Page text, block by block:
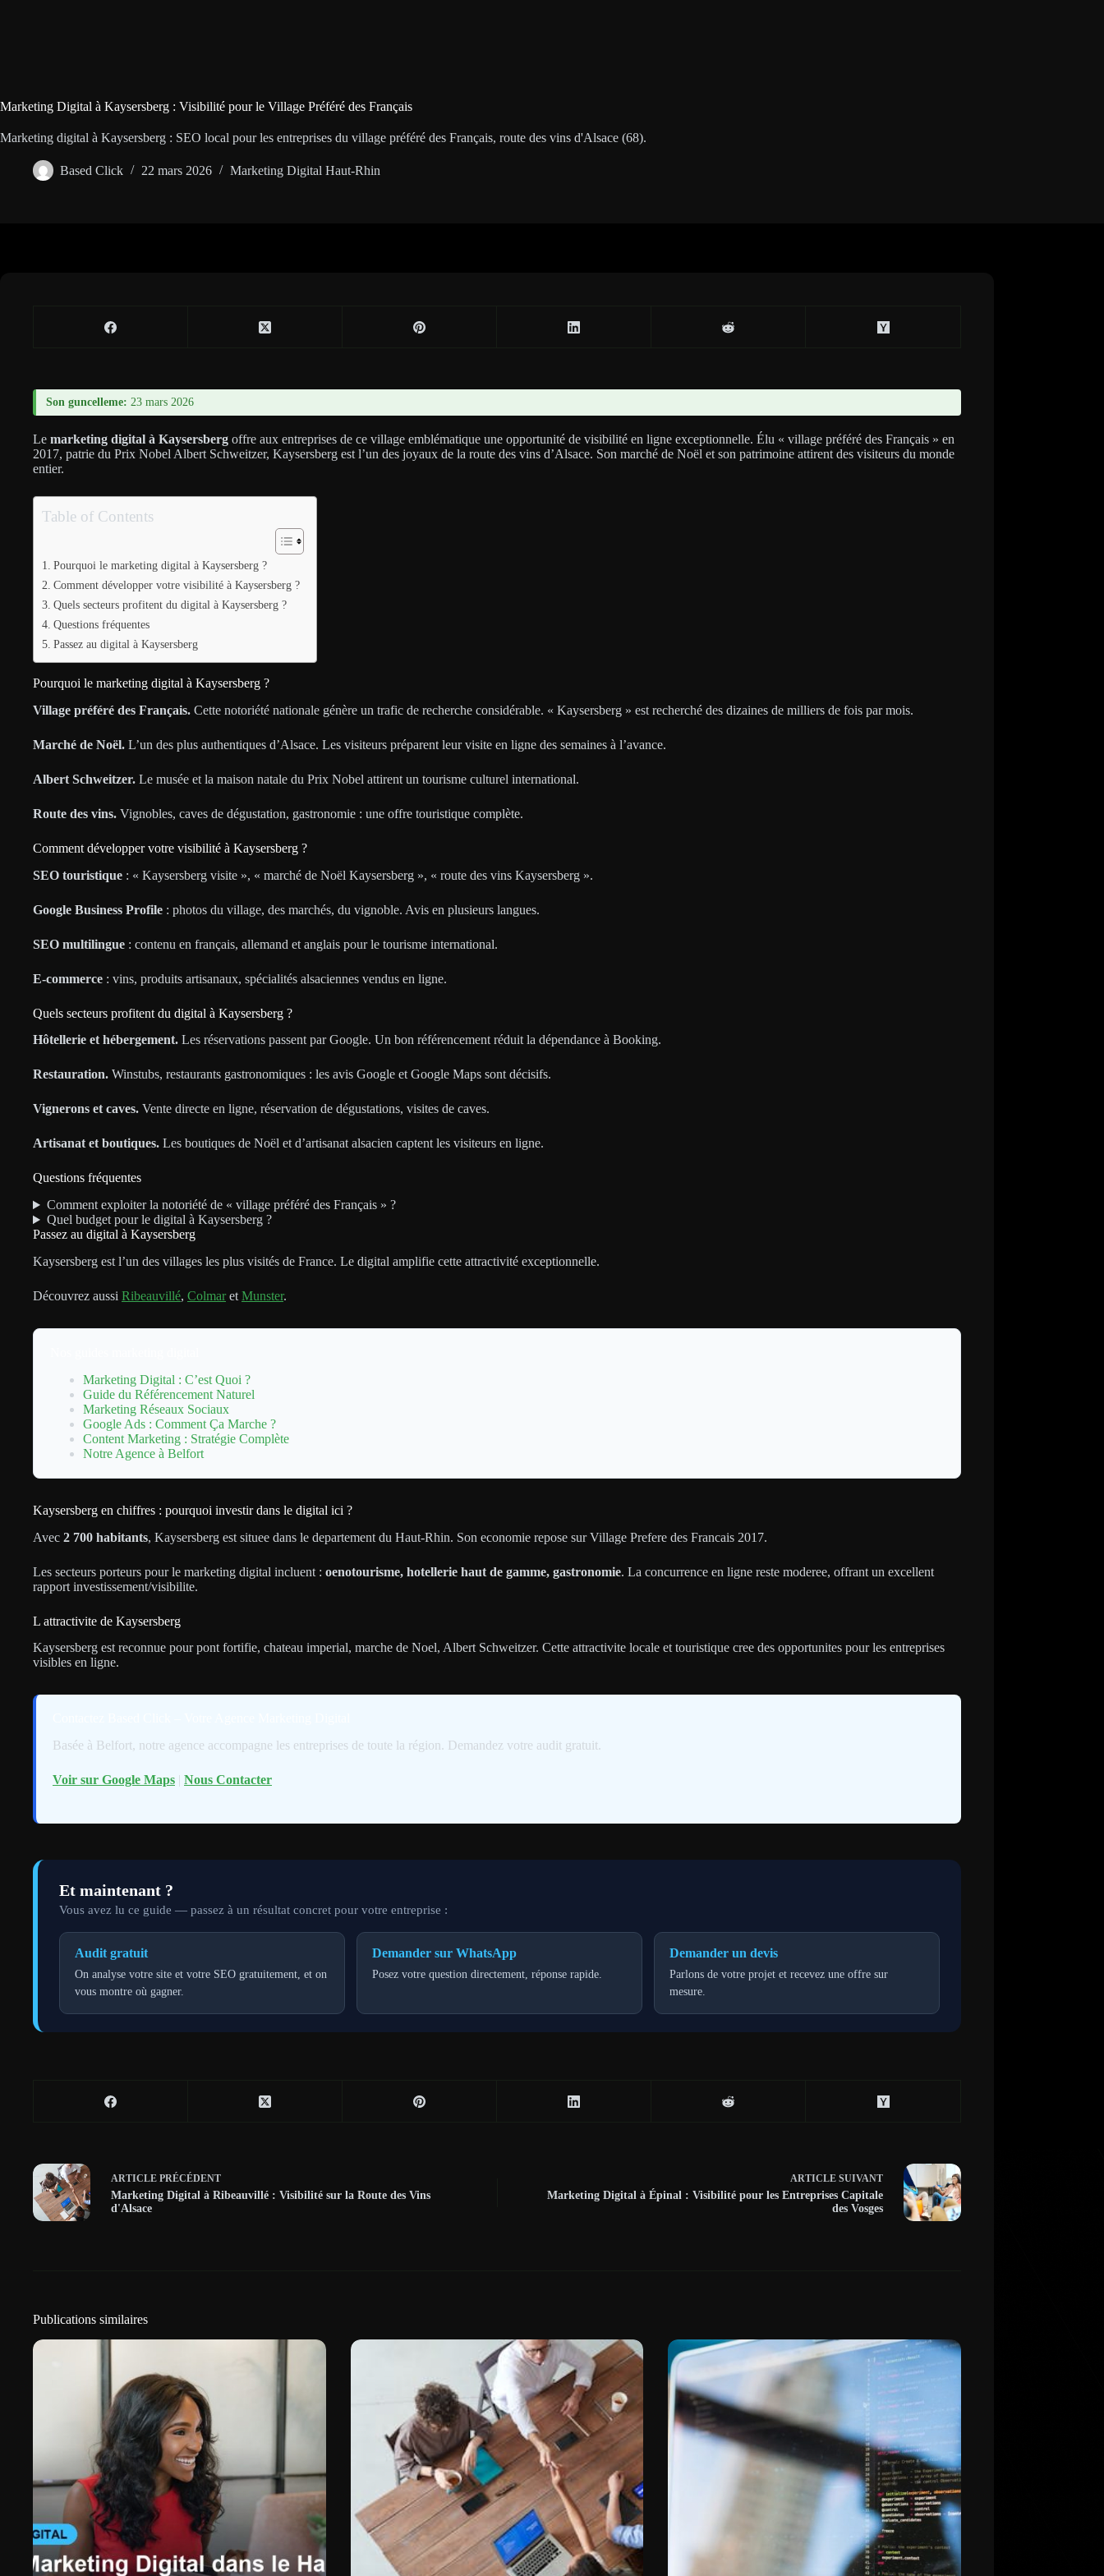
Marketing Digital à Kaysersberg : Visibilité pour le Village Préféré des Français
Marketing digital à Kaysersberg : SEO local pour les entreprises du village préféré des Français, route des vins d'Alsace (68).
Based Click 22 mars 2026 Marketing Digital Haut-Rhin
Son guncelleme: 23 mars 2026
Le marketing digital à Kaysersberg offre aux entreprises de ce village emblématique une opportunité de visibilité en ligne exceptionnelle. Élu « village préféré des Français » en
2017, patrie du Prix Nobel Albert Schweitzer, Kaysersberg est l’un des joyaux de la route des vins d’Alsace. Son marché de Noël et son patrimoine attirent des visiteurs du monde
entier.
Table of Contents
Pourquoi le marketing digital à Kaysersberg ?
Comment développer votre visibilité à Kaysersberg ?
Quels secteurs profitent du digital à Kaysersberg ?
Questions fréquentes
Passez au digital à Kaysersberg
Pourquoi le marketing digital à Kaysersberg ?
Village préféré des Français. Cette notoriété nationale génère un trafic de recherche considérable. « Kaysersberg » est recherché des dizaines de milliers de fois par mois.
Marché de Noël. L’un des plus authentiques d’Alsace. Les visiteurs préparent leur visite en ligne des semaines à l’avance.
Albert Schweitzer. Le musée et la maison natale du Prix Nobel attirent un tourisme culturel international.
Route des vins. Vignobles, caves de dégustation, gastronomie : une offre touristique complète.
Comment développer votre visibilité à Kaysersberg ?
SEO touristique : « Kaysersberg visite », « marché de Noël Kaysersberg », « route des vins Kaysersberg ».
Google Business Profile : photos du village, des marchés, du vignoble. Avis en plusieurs langues.
SEO multilingue : contenu en français, allemand et anglais pour le tourisme international.
E-commerce : vins, produits artisanaux, spécialités alsaciennes vendus en ligne.
Quels secteurs profitent du digital à Kaysersberg ?
Hôtellerie et hébergement. Les réservations passent par Google. Un bon référencement réduit la dépendance à Booking.
Restauration. Winstubs, restaurants gastronomiques : les avis Google et Google Maps sont décisifs.
Vignerons et caves. Vente directe en ligne, réservation de dégustations, visites de caves.
Artisanat et boutiques. Les boutiques de Noël et d’artisanat alsacien captent les visiteurs en ligne.
Questions fréquentes
Comment exploiter la notoriété de « village préféré des Français » ?
Quel budget pour le digital à Kaysersberg ?
Passez au digital à Kaysersberg
Kaysersberg est l’un des villages les plus visités de France. Le digital amplifie cette attractivité exceptionnelle.
Découvrez aussi Ribeauvillé, Colmaret Munster.
Marketing Digital : C’est Quoi ?
Guide du Référencement Naturel
Marketing Réseaux Sociaux
Google Ads : Comment Ça Marche ?
Content Marketing : Stratégie Complète
Notre Agence à Belfort
Kaysersberg en chiffres : pourquoi investir dans le digital ici ?
Avec 2 700 habitants, Kaysersberg est situee dans le departement du Haut-Rhin. Son economie repose sur Village Prefere des Francais 2017.
Les secteurs porteurs pour le marketing digital incluent : oenotourisme, hotellerie haut de gamme, gastronomie. La concurrence en ligne reste moderee, offrant un excellent
rapport investissement/visibilite.
L attractivite de Kaysersberg
Kaysersberg est reconnue pour pont fortifie, chateau imperial, marche de Noel, Albert Schweitzer. Cette attractivite locale et touristique cree des opportunites pour les entreprises
visibles en ligne.
Basée à Belfort, notre agence accompagne les entreprises de toute la région. Demandez votre audit gratuit.
Voir sur Google Maps | Nous Contacter
Et maintenant ?
Vous avez lu ce guide — passez à un résultat concret pour votre entreprise :
Audit gratuit
On analyse votre site et votre SEO gratuitement, et on
vous montre où gagner.
Demander sur WhatsApp
Posez votre question directement, réponse rapide.
Demander un devis
Parlons de votre projet et recevez une offre sur
mesure.
ARTICLE PRÉCÉDENT
Marketing Digital à Ribeauvillé : Visibilité sur la Route des Vins
d'Alsace
ARTICLESUIVANT
Marketing Digital à Épinal : Visibilité pour les Entreprises Capitale
des Vosges
Publications similaires